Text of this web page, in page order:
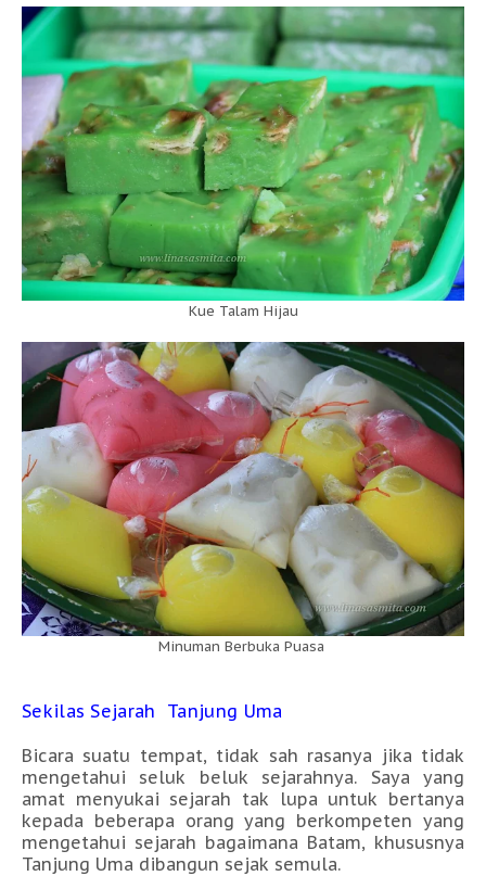
Kue Talam Hijau
Minuman Berbuka Puasa
Sekilas Sejarah Tanjung Uma
Bicara suatu tempat, tidak sah rasanya jika tidak
mengetahui seluk beluk sejarahnya. Saya yang
amat menyukai sejarah tak lupa untuk bertanya
kepada beberapa orang yang berkompeten yang
mengetahui sejarah bagaimana Batam, khususnya
Tanjung Uma dibangun sejak semula.